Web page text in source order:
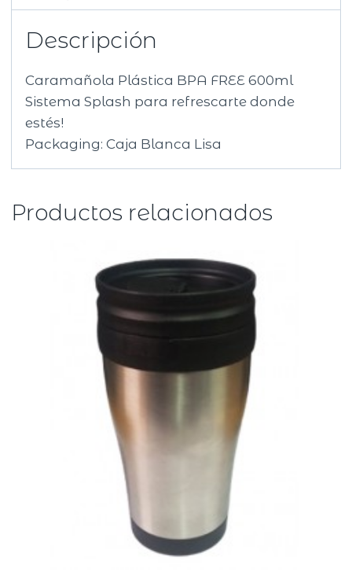
Descripción
Caramañola Plástica BPA FREE 600ml
Sistema Splash para refrescarte donde
estés!
Packaging: Caja Blanca Lisa
Productos relacionados